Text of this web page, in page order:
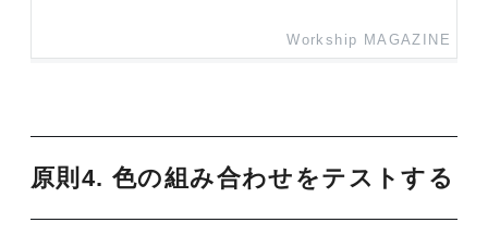
Workship MAGAZINE
原則4. 色の組み合わせをテストする